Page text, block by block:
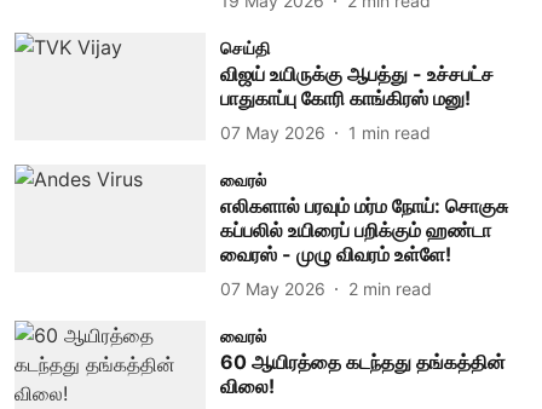
செய்தி
விஜய் உயிருக்கு ஆபத்து - உச்சபட்ச
பாதுகாப்பு கோரி காங்கிரஸ் மனு!
07 May 2026 1 min read
வைரல்
எலிகளால் பரவும் மர்ம நோய்: சொகுசு
கப்பலில் உயிரைப் பறிக்கும் ஹண்டா
வைரஸ் - முழு விவரம் உள்ளே!
07 May 2026 2 min read
வைரல்
60 ஆயிரத்தை கடந்தது தங்கத்தின்
விலை!